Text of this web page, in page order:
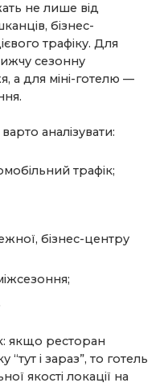
не лише від
бізнес-
трафіку. Для
сезонну
а для міні-готелю —
аналізувати:
трафік;
бізнес-центру
якщо ресторан
і зараз”, то готель
якості локації на